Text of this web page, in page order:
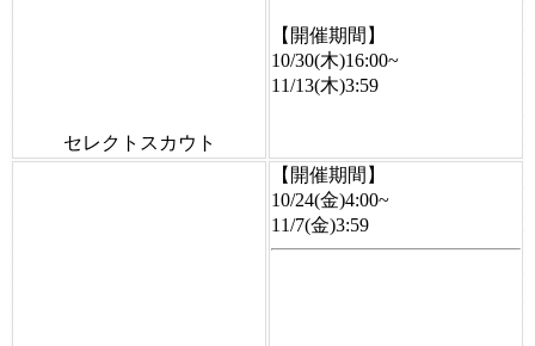
セレクトスカウト
【開催期間】
10/30(木)16:00~
11/13(木)3:59
【開催期間】
10/24(金)4:00~
11/7(金)3:59